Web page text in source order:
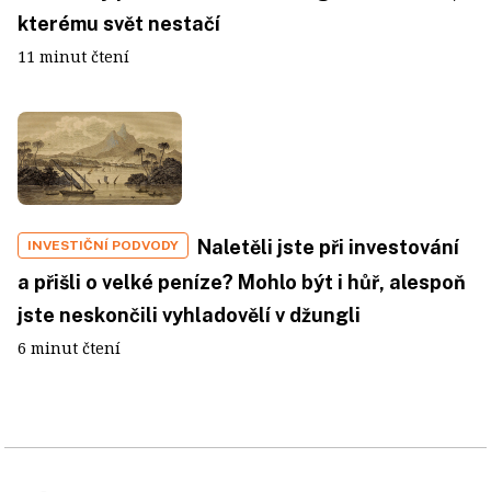
kterému svět nestačí
11 minut čtení
INVESTIČNÍ PODVODY
Naletěli jste při investování
a přišli o velké peníze? Mohlo být i hůř, alespoň
jste neskončili vyhladovělí v džungli
6 minut čtení